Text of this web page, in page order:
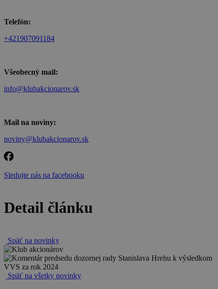
Telefón:
+421907091184
Všeobecný mail:
info@klubakcionarov.sk
Mail na noviny:
noviny@klubakcionarov.sk
Sledujte nás na facebooku
Detail článku
Späť na novinky
Späť na všetky novinky